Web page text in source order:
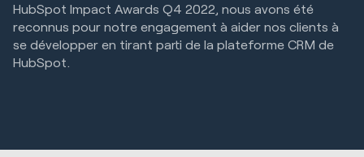
HubSpot Impact Awards Q4 2022, nous avons été
reconnus pour notre engagement à aider nos clients à
se développer en tirant parti de la plateforme CRM de
HubSpot.